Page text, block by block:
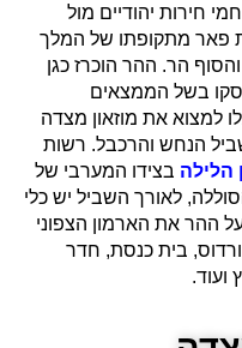
חירות יהודיים מול
פאר מתקופתו של המלך
הר. ההר הוכרז כגן
בשל הממצאים
למצוא את מוזאון מצדה
הנחש והרכבל. רשות
הלילה בצידו המערבי של
לאורך השביל יש כלי
ההר את הארמון הצפוני
בית כנסת, חדר
ועוד.